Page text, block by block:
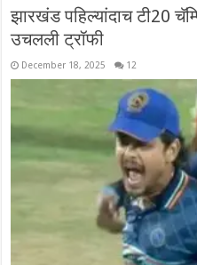
झारखंड पहिल्यांदाच टी20
उचलली ट्रॉफी
December 18, 2025 12